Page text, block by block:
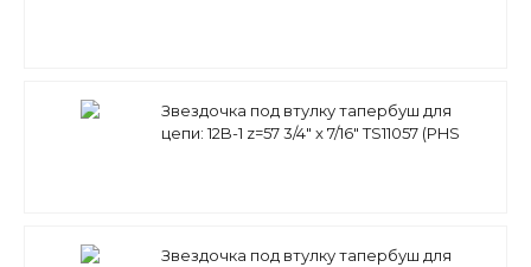
Звездочка под втулку тапербуш для
цепи: 12B-1 z=57 3/4" x 7/16" TS11057 (PHS
Звездочка под втулку тапербуш для